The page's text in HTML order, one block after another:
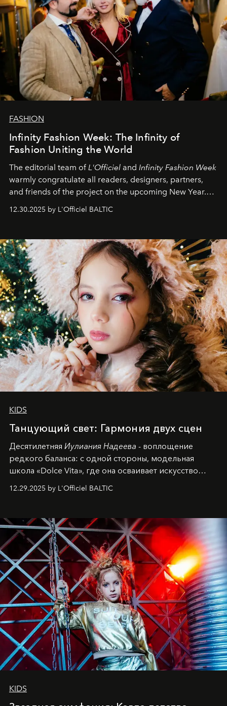
FASHION
Infinity Fashion Week: The Infinity of
Fashion Uniting the World
The editorial team of L'Officiel and Infinity Fashion Week
warmly congratulate all readers, designers, partners,
and friends of the project on the upcoming New Year.
achievements.
12.30.2025 by L'Officiel BALTIC
KIDS
Танцующий свет: Гармония двух сцен
Десятилетняя Иулиания Надеева - воплощение
редкого баланса: с одной стороны, модельная
школа «Dolce Vita», где она осваивает искусство
балетная студия при хореографическом училище,
танцевального пути за плечами.
12.29.2025 by L'Officiel BALTIC
KIDS